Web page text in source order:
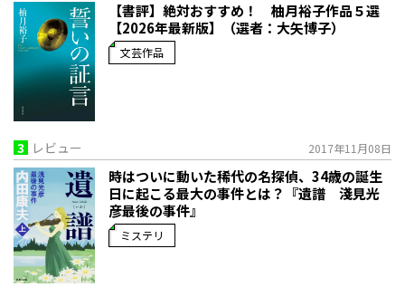
【書評】絶対おすすめ！ 柚月裕子作品５選
【2026年最新版】（選者：大矢博子）
文芸作品
3 レビュー 2017年11月08日
時はついに動いた――稀代の名探偵、34歳の誕生
日に起こる最大の事件とは？『遺譜 淺見光
彦最後の事件』
ミステリ